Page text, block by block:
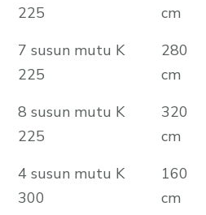
225
cm
7 susun mutu K
225
280
cm
8 susun mutu K
225
320
cm
4 susun mutu K
300
160
cm